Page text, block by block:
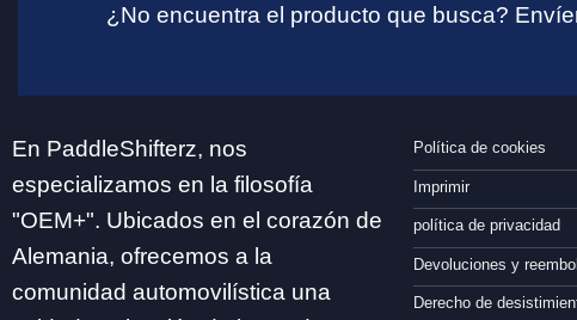
¿No encuentra el producto que busca?
En PaddleShifterz, nos
especializamos en la filosofía
"OEM+". Ubicados en el corazón de
Alemania, ofrecemos a la
comunidad automovilística una
Política de cookies
Imprimir
política de privacidad
Devoluciones y
Derecho de